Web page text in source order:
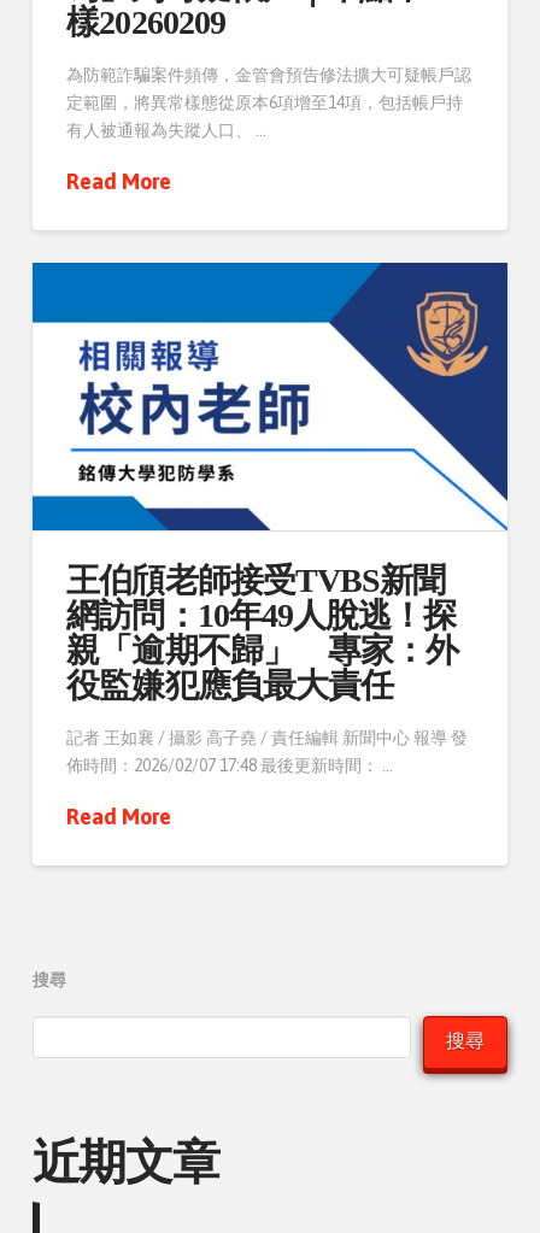
樣20260209
為防範詐騙案件頻傳，金管會預告修法擴大可疑帳戶認
定範圍，將異常樣態從原本6項增至14項，包括帳戶持
有人被通報為失蹤人口、 …
Read More
王伯頎老師接受TVBS新聞
網訪問：10年49人脫逃！探
親「逾期不歸」 專家：外
役監嫌犯應負最大責任
記者 王如襄 / 攝影 高子堯 / 責任編輯 新聞中心 報導 發
佈時間：2026/02/07 17:48 最後更新時間： …
Read More
搜尋
搜尋
近期文章